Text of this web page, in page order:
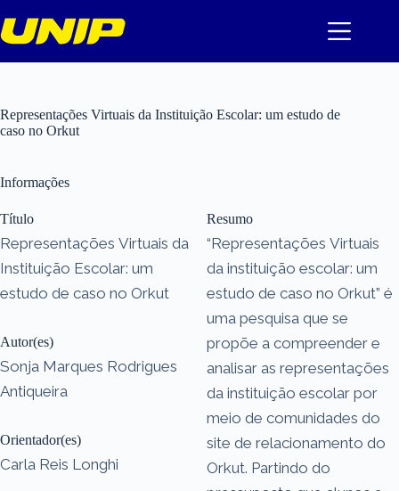
para
o
Representações Virtuais da Instituição Escolar: um estudo de
caso no Orkut
Informações
Título
Representações Virtuais da
Instituição Escolar: um
estudo de caso no Orkut
Autor(es)
Sonja Marques Rodrigues
Antiqueira
Orientador(es)
Carla Reis Longhi
Resumo
“Representações Virtuais
da instituição escolar: um
estudo de caso no Orkut” é
uma pesquisa que se
propõe a compreender e
analisar as representações
da instituição escolar por
meio de comunidades do
site de relacionamento do
Orkut. Partindo do